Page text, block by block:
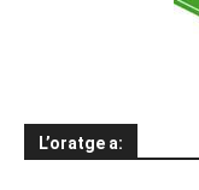
L’oratge a: